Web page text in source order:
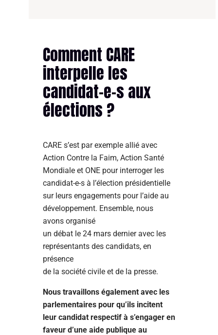
Comment CARE
interpelle les
candidat-e-s aux
élections ?
CARE s’est par exemple allié avec
Action Contre la Faim, Action Santé
Mondiale et ONE pour interroger les
candidat-e-s à l’élection présidentielle
sur leurs engagements pour l’aide au
développement. Ensemble, nous
avons organisé
un débat le 24 mars dernier avec les
représentants des candidats, en
présence
de la société civile et de la presse.
Nous travaillons également avec les
parlementaires pour qu’ils incitent
leur candidat respectif à s’engager en
faveur d’une aide publique au